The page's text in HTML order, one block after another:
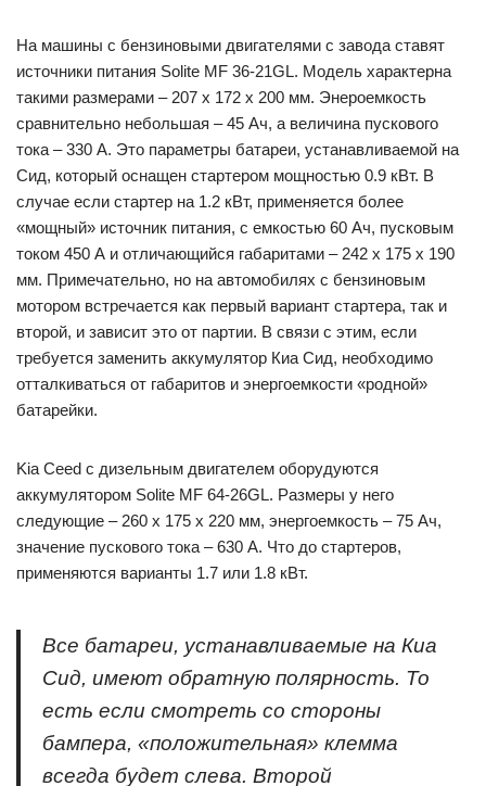
На машины с бензиновыми двигателями с завода ставят
источники питания Solite MF 36-21GL. Модель характерна
такими размерами – 207 х 172 х 200 мм. Энероемкость
сравнительно небольшая – 45 Ач, а величина пускового
тока – 330 А. Это параметры батареи, устанавливаемой на
Сид, который оснащен стартером мощностью 0.9 кВт. В
случае если стартер на 1.2 кВт, применяется более
«мощный» источник питания, с емкостью 60 Ач, пусковым
током 450 А и отличающийся габаритами – 242 х 175 х 190
мм. Примечательно, но на автомобилях с бензиновым
мотором встречается как первый вариант стартера, так и
второй, и зависит это от партии. В связи с этим, если
требуется заменить аккумулятор Киа Сид, необходимо
отталкиваться от габаритов и энергоемкости «родной»
батарейки.
Kia Ceed с дизельным двигателем оборудуются
аккумулятором Solite MF 64-26GL. Размеры у него
следующие – 260 х 175 х 220 мм, энергоемкость – 75 Ач,
значение пускового тока – 630 А. Что до стартеров,
применяются варианты 1.7 или 1.8 кВт.
Все батареи, устанавливаемые на Киа
Сид, имеют обратную полярность. То
есть если смотреть со стороны
бампера, «положительная» клемма
всегда будет слева. Второй